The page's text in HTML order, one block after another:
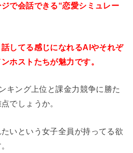
で会話できる“恋愛シミュレー
してる感じになれるAIやそれぞ
ホストたちが魅力です。
キング上位と課金力競争に勝た
でしょうか。
いという女子全員が持ってる欲